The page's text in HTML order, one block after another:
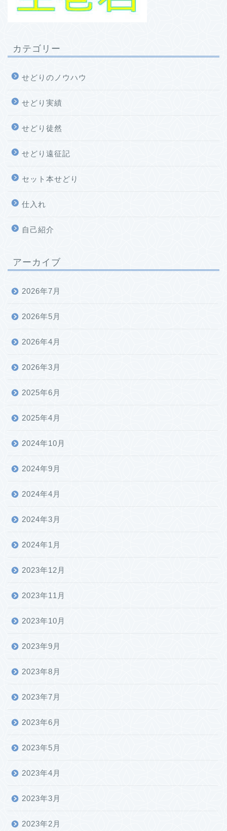
カテゴリー
せどりのノウハウ
せどり実績
せどり徒然
せどり遠征記
セット本せどり
仕入れ
自己紹介
アーカイブ
2026年7月
2026年5月
2026年4月
2026年3月
2025年6月
2025年4月
2024年10月
2024年9月
2024年4月
2024年3月
2024年1月
2023年12月
2023年11月
2023年10月
2023年9月
2023年8月
2023年7月
2023年6月
2023年5月
2023年4月
2023年3月
2023年2月